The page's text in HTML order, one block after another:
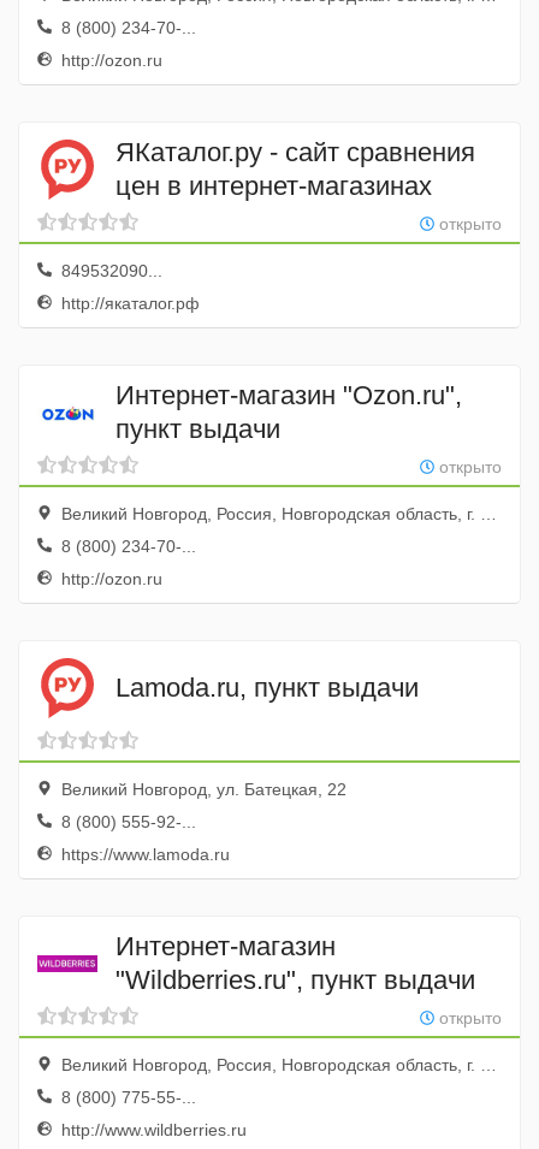
8 (800) 234-70-...
http://ozon.ru
ЯКаталог.ру - сайт сравнения
цен в интернет-магазинах
открыто
849532090...
http://якаталог.рф
Интернет-магазин "Ozon.ru",
пункт выдачи
открыто
Великий Новгород, Россия, Новгородская область, г. Великий Новгород, ул. Вересова, д. 5, корп. 1
8 (800) 234-70-...
http://ozon.ru
Lamoda.ru, пункт выдачи
Великий Новгород, ул. Батецкая, 22
8 (800) 555-92-...
https://www.lamoda.ru
Интернет-магазин
"Wildberries.ru", пункт выдачи
открыто
Великий Новгород, Россия, Новгородская область, г. Великий Новгород, ул. Большая Московская, д. 48
8 (800) 775-55-...
http://www.wildberries.ru